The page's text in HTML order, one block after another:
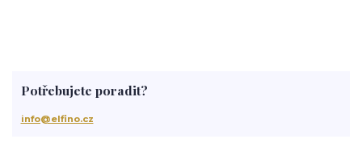
Potřebujete poradit?
info@elfino.cz